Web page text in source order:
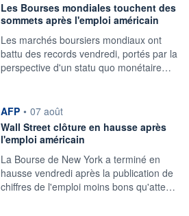
Les Bourses mondiales touchent des
sommets après l'emploi américain
Les marchés boursiers mondiaux ont
battu des records vendredi, portés par la
perspective d'un statu quo monétaire…
information fournie par
AFP • 07 août
Wall Street clôture en hausse après
l'emploi américain
La Bourse de New York a terminé en
hausse vendredi après la publication de
chiffres de l'emploi moins bons qu'atte…